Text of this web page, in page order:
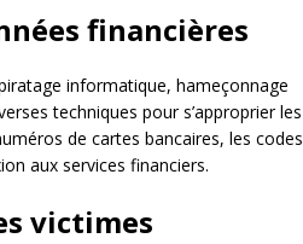
financières
informatique, hameçonnage
techniques pour s’approprier les
de cartes bancaires, les codes
aux services financiers.
victimes